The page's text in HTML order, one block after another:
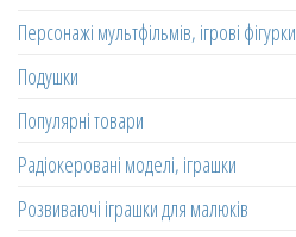
Персонажі мультфільмів, ігрові фігурки
Подушки
Популярні товари
Радіокеровані моделі, іграшки
Розвиваючі іграшки для малюків